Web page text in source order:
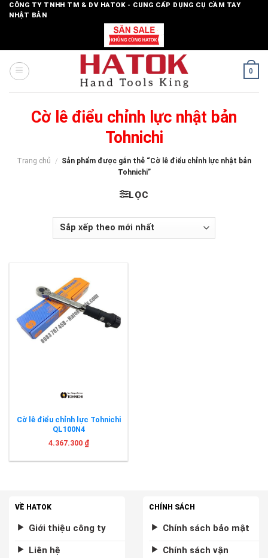
SkipCÔNG TY TNHH TM & DV HATOK - CUNG CẤP DỤNG CỤ CẦM TAY
NHẬT BẢN
0
Cờ lê điểu chỉnh lực nhật bản
Tohnichi
Trang chủ / Sản phẩm được gắn thẻ “Cờ lê điểu chỉnh lực nhật bản
Tohnichi”
LỌC
Cờ lê điểu chỉnh lực Tohnichi
QL100N4
4.367.300 ₫
VỀ HATOK
Giới thiệu công ty
Liên hệ
CHÍNH SÁCH
Chính sách bảo mật
Chính sách vận